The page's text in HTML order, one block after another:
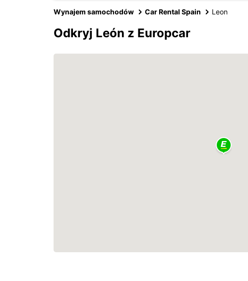
Wynajem samochodów Car Rental Spain Leon
Odkryj León z Europcar